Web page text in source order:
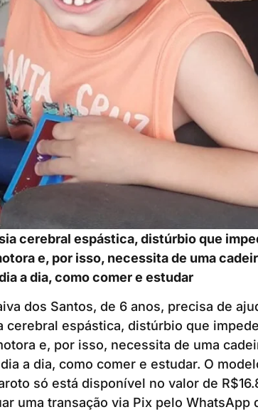
cerebral espástica, distúrbio que
e, por isso, necessita de uma
a dia, como comer e estudar
dos Santos, de 6 anos, precisa de
cerebral espástica, distúrbio que
e, por isso, necessita de uma
a dia, como comer e estudar. O
só está disponível no valor de
uma transação via Pix pelo WhatsApp